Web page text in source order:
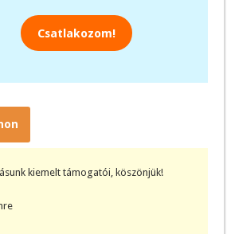
Csatlakozom!
kiemelt támogatói, köszönjük!